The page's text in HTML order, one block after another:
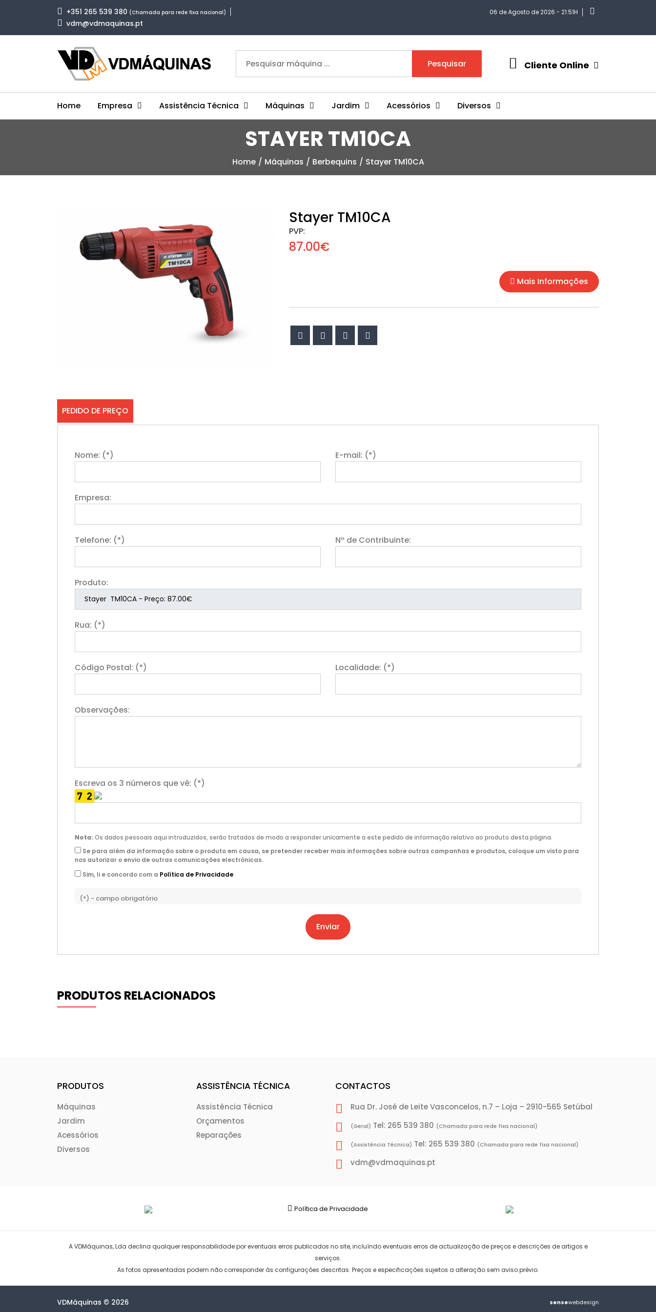
+351 265 539 380 (Chamada para rede fixa nacional)
vdm@vdmaquinas.pt
06 de Agosto de 2026 - 21:51H
Pesquisar Cliente Online
Home Empresa Assistência Técnica Máquinas Jardim Acessórios Diversos
STAYER TM10CA
Home Máquinas Berbequins Stayer TM10CA
Stayer TM10CA
PVP:
87.00€
Mais Informações
PEDIDO DE PREÇO
Nome: (*) E-mail: (*)
Empresa:
Telefone: (*) Nº de Contribuinte:
Produto:
Rua: (*)
Código Postal: (*) Localidade: (*)
Observações:
Escreva os 3 números que vê: (*)
Nota: Os dados pessoais aqui introduzidos, serão tratados de modo a responder unicamente a este pedido de informação relativo ao produto desta página.
Se para além da informação sobre o produto em causa, se pretender receber mais informações sobre outras campanhas e produtos, coloque um visto para
nos autorizar o envio de outras comunicações electrónicas.
Sim, li e concordo com a Política de Privacidade
(*) - campo obrigatório
Enviar
PRODUTOS RELACIONADOS
CONTACTOS
Rua Dr. José de Leite Vasconcelos, n.7 – Loja – 2910-565 Setúbal
(Geral) Tel: 265 539 380 (Chamada para rede fixa nacional)
(Assistência Técnica) Tel: 265 539 380 (Chamada para rede fixa nacional)
vdm@vdmaquinas.pt
PRODUTOS
Máquinas
Jardim
Acessórios
Diversos
ASSISTÊNCIA TÉCNICA
Assistência Técnica
Orçamentos
Reparações
Política de Privacidade
A VDMáquinas, Lda declina qualquer responsabilidade por eventuais erros publicados no site, incluíndo eventuais erros de actualização de preços e descrições de artigos e
serviços.
As fotos apresentadas podem não corresponder às configurações descritas. Preços e especificações sujeitos a alteração sem aviso prévio.
VDMáquinas © 2026 sensewebdesign